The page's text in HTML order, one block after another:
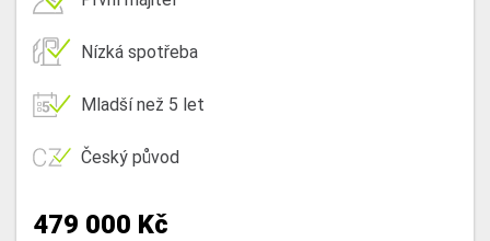
Nízká spotřeba
Mladší než 5 let
Český původ
479 000 Kč